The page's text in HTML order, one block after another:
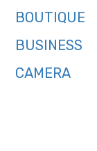
BOUTIQUE
BUSINESS
CAMERA